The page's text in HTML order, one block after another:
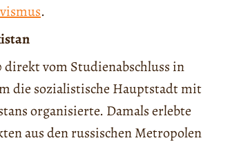
.
direkt vom Studienabschluss in
die sozialistische Hauptstadt mit
organisierte. Damals erlebte
aus den russischen Metropolen